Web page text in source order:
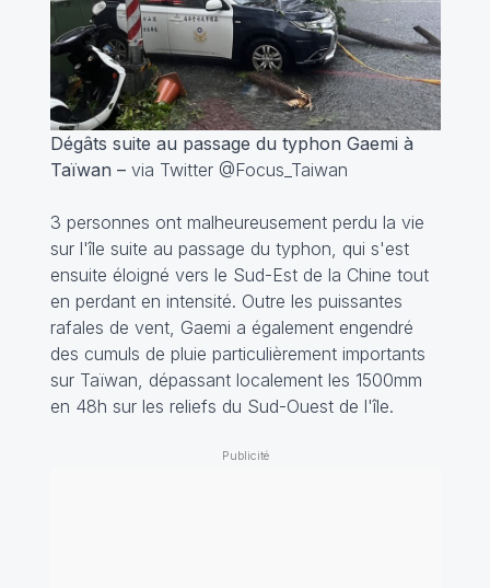
Dégâts suite au passage du typhon Gaemi à
Taïwan –via Twitter @Focus_Taiwan
3 personnes ont malheureusement perdu la vie
sur l'île suite au passage du typhon, qui s'est
ensuite éloigné vers le Sud-Est de la Chine tout
en perdant en intensité. Outre les puissantes
rafales de vent, Gaemi a également engendré
des cumuls de pluie particulièrement importants
sur Taïwan, dépassant localement les 1500mm
en 48h sur les reliefs du Sud-Ouest de l'île.